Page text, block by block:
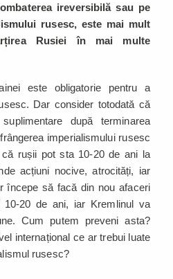
ireversibilă sau pe
rusesc, este mai mult
Rusiei în mai multe
este obligatorie pentru a
Dar consider totodată că
după terminarea
imperialismului rusesc
rușii pot sta 10-20 de ani la
acțiuni nocive, atrocități, iar
începe să facă din nou afaceri
20 de ani, iar Kremlinul va
Cum putem preveni asta?
internațional ce ar trebui luate
rusesc?